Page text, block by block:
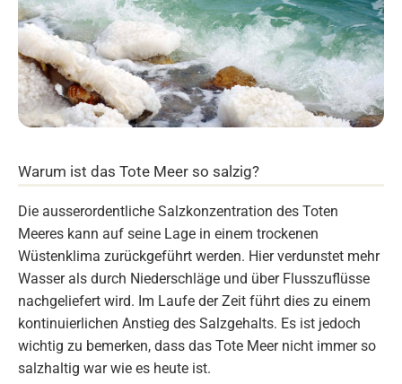
Warum ist das Tote Meer so salzig?
Die ausserordentliche Salzkonzentration des Toten
Meeres kann auf seine Lage in einem trockenen
Wüstenklima zurückgeführt werden. Hier verdunstet mehr
Wasser als durch Niederschläge und über Flusszuflüsse
nachgeliefert wird. Im Laufe der Zeit führt dies zu einem
kontinuierlichen Anstieg des Salzgehalts. Es ist jedoch
wichtig zu bemerken, dass das Tote Meer nicht immer so
salzhaltig war wie es heute ist.